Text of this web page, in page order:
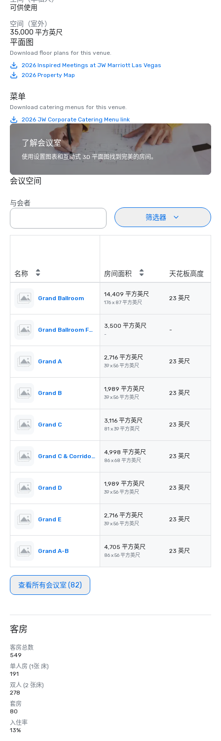
可供使用
空间（室外）
35,000 平方英尺
平面图
Download floor plans for this venue.
2026 Inspired Meetings at JW Marriott Las Vegas
2026 Property Map
菜单
Download catering menus for this venue.
2026 JW Corporate Catering Menu link
了解会议室
使用设置图表和互动式 3D 平面图找到完美的房间。
会议空间
与会者
筛选器
名称 房间面积 天花板高度
Grand Ballroom
14,409 平方英尺
176 x 87 平方英尺
23 英尺
Grand Ballroom Foyer
3,500 平方英尺
-
-
Grand A
2,716 平方英尺
39 x 56 平方英尺
23 英尺
Grand B
1,989 平方英尺
39 x 56 平方英尺
23 英尺
Grand C
3,116 平方英尺
81 x 39 平方英尺
23 英尺
Grand C & Corridors
4,998 平方英尺
86 x 68 平方英尺
23 英尺
Grand D
1,989 平方英尺
39 x 56 平方英尺
23 英尺
Grand E
2,716 平方英尺
39 x 56 平方英尺
23 英尺
Grand A-B
4,705 平方英尺
86 x 56 平方英尺
23 英尺
查看所有会议室 (82)
客房
客房总数
549
单人房 (1张 床)
191
双人 (2 张床)
278
套房
80
入住率
13%